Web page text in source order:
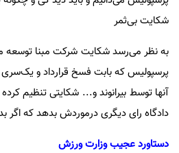
شکایت بی‌ثمر
پرسپولیس که بابت فسخ قرارداد و یک‌سری
آنها توسط بیرانوند و... شکایتی تنظیم
دادگاه رای دیگری درموردش بدهد که اگر بدهد باید رقم دیگری
دستاورد عجیب وزارت ورزش